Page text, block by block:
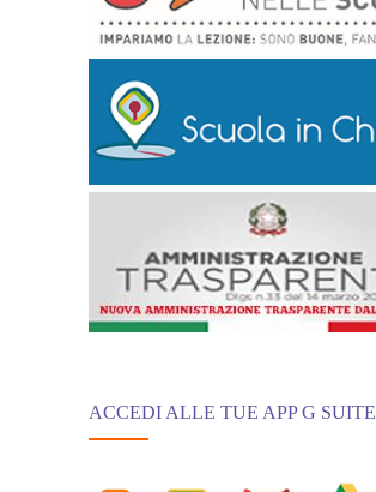
ACCEDI ALLE TUE APP G SUITE